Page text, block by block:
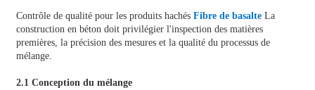
Contrôle de qualité pour les produits hachés Fibre de basalteLa
construction en béton doit privilégier l'inspection des matières
premières, la précision des mesures et la qualité du processus de
mélange.
2.1 Conception du mélange